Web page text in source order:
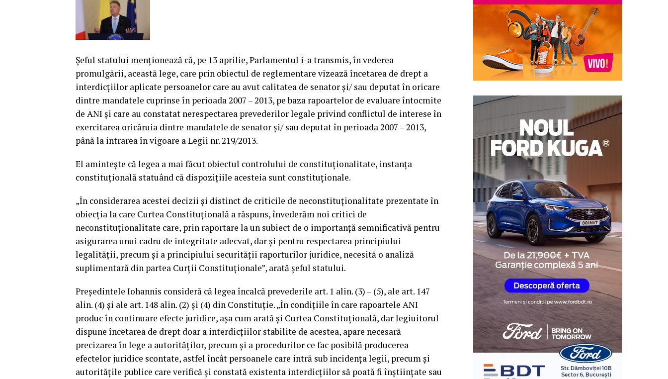
Şeful statului menţionează că, pe 13 aprilie, Parlamentul i-a transmis, în vederea
promulgării, această lege, care prin obiectul de reglementare vizează încetarea de drept a
interdicţiilor aplicate persoanelor care au avut calitatea de senator şi/ sau deputat în oricare
dintre mandatele cuprinse în perioada 2007 – 2013, pe baza rapoartelor de evaluare întocmite
de ANI şi care au constatat nerespectarea prevederilor legale privind conflictul de interese în
exercitarea oricăruia dintre mandatele de senator şi/ sau deputat în perioada 2007 – 2013,
până la intrarea în vigoare a Legii nr. 219/2013.
El aminteşte că legea a mai făcut obiectul controlului de constituţionalitate, instanţa
constituţională statuând că dispoziţiile acesteia sunt constituţionale.
„În considerarea acestei decizii şi distinct de criticile de neconstituţionalitate prezentate în
obiecţia la care Curtea Constituţională a răspuns, învederăm noi critici de
neconstituţionalitate care, prin raportare la un subiect de o importanţă semnificativă pentru
asigurarea unui cadru de integritate adecvat, dar şi pentru respectarea principiului
legalităţii, precum şi a principiului securităţii raporturilor juridice, necesită o analiză
suplimentară din partea Curţii Constituţionale”, arată şeful statului.
Preşedintele Iohannis consideră că legea încalcă prevederile art. 1 alin. (3) – (5), ale art. 147
alin. (4) şi ale art. 148 alin. (2) şi (4) din Constituţie. „În condiţiile în care rapoartele ANI
produc în continuare efecte juridice, aşa cum arată şi Curtea Constituţională, dar legiuitorul
dispune încetarea de drept doar a interdicţiilor stabilite de acestea, apare necesară
precizarea în lege a autorităţilor, precum şi a procedurilor ce fac posibilă producerea
efectelor juridice scontate, astfel încât persoanele care intră sub incidenţa legii, precum şi
autorităţile publice care verifică şi constată existenta interdicţiilor să poată fi înştiinţate sau